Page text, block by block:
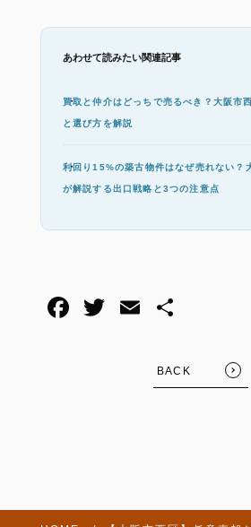
あわせて読みたい関連記事
買取と仲介はどっちで売るべき？大阪市
と選び方を解説
利回り15%の築古物件はなぜ売れない？
が解説する出口戦略と3つの注意点
BACK